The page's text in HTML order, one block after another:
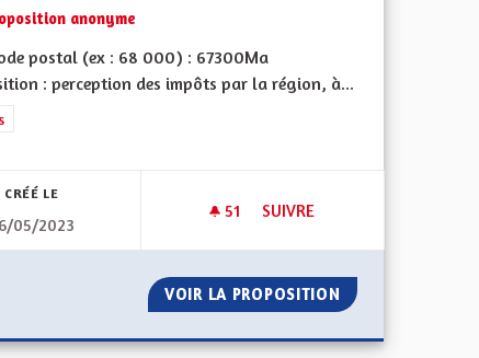
ses territoires, l'emploi
anonyme
postal (ex : 68 000) : 67300Ma
: perception des impôts par la région, à...
résultats de la catégorie : Autres
CRÉÉ LE
05/2023
51 51 ABONNÉS
SUIVRE
VOIR LA PROPOSITION FISCALITÉ